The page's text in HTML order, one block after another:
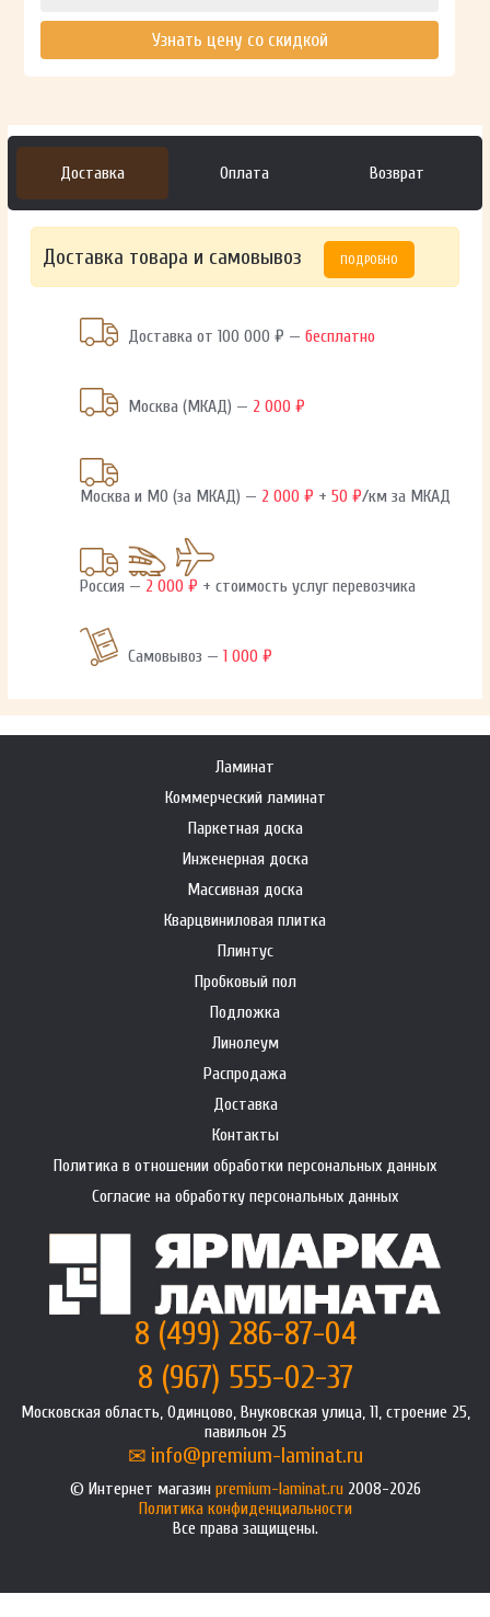
Узнать цену со скидкой
Доставка Оплата Возврат
Доставка товара и самовывоз ПОДРОБНО
Доставка от 100 000 ₽ —бесплатно
Москва (МКАД) — 2 000 ₽
Москва и МО (за МКАД) — 2 000 ₽ +50 ₽/км за МКАД
Россия — 2 000 ₽ + стоимость услуг перевозчика
Самовывоз —1 000 ₽
Ламинат
Коммерческий ламинат
Паркетная доска
Инженерная доска
Массивная доска
Кварцвиниловая плитка
Плинтус
Пробковый пол
Подложка
Линолеум
Распродажа
Доставка
Контакты
Политика в отношении обработки персональных данных
Согласие на обработку персональных данных
8 (499) 286-87-04
8 (967) 555-02-37
Московская область, Одинцово, Внуковская улица, 11, строение 25,
павильон 25
info@premium-laminat.ru
Интернет магазин premium-laminat.ru2008-2026
Политика конфиденциальности
Все права защищены.